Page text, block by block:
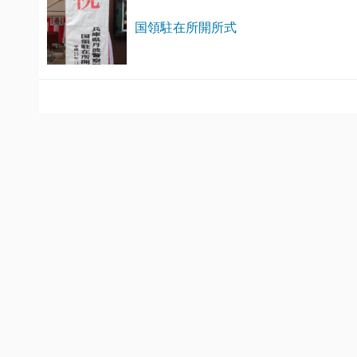
国領駐在所開所式